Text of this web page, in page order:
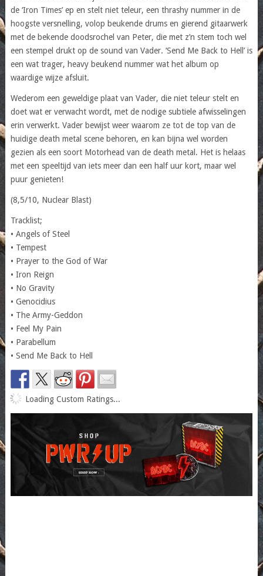
de ‘Iron Times’ ep en stelt niet teleur, een thrashy nummer in de
hoogste versnelling, volop beukende drums en gierend gitaarwerk
met de bekende doodsrochel van Peter, die met z’n stem toch wel
een stempel drukt op de sound van Vader. ‘Send Me Back to Hell’ is
een wat trager, heavy beukend nummer wat het album op
waardige wijze afsluit.
Wederom een geweldige plaat van Vader, die niet teleur stelt en
doet wat er verwacht wordt, met de nodige subtiele afwisselingen
erin verwerkt. Vader bewijst weer waarom ze tot de top van de
huidige death metal scene behoren, en kan bijna wel worden
gezien als een soort Motorhead van de death metal. Het is helaas
met een speeltijd van iets meer dan een half uur kort, maar wel
puur genieten!
(8,5/10, Nuclear Blast)
Tracklist;
• Angels of Steel
• Tempest
• Prayer to the God of War
• Iron Reign
• No Gravity
• Genocidius
• The Army-Geddon
• Feel My Pain
• Parabellum
• Send Me Back to Hell
Loading Custom Ratings...